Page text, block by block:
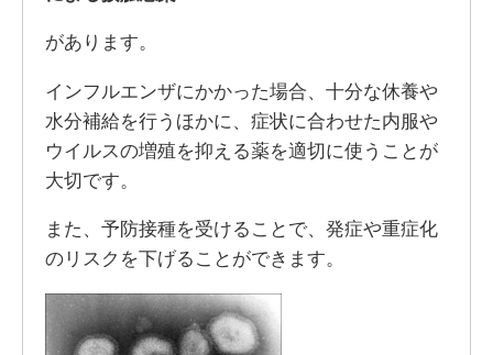
があります。
インフルエンザにかかった場合、十分な休養や
水分補給を行うほかに、症状に合わせた内服や
ウイルスの増殖を抑える薬を適切に使うことが
大切です。
また、予防接種を受けることで、発症や重症化
のリスクを下げることができます。